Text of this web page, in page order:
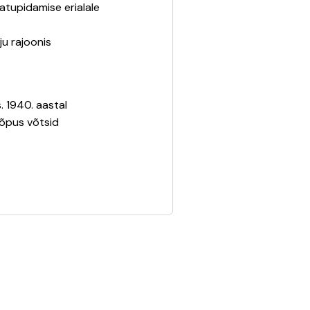
erialale
rajoonis
1940. aastal
võtsid